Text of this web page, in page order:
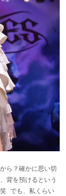
ら？確かに思い切
背を預けるという
でも、私くらい